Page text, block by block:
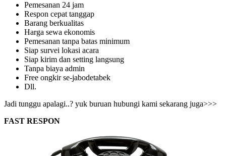
Pemesanan 24 jam
Respon cepat tanggap
Barang berkualitas
Harga sewa ekonomis
Pemesanan tanpa batas minimum
Siap survei lokasi acara
Siap kirim dan setting langsung
Tanpa biaya admin
Free ongkir se-jabodetabek
Dll.
Jadi tunggu apalagi..? yuk buruan hubungi kami sekarang juga>>>
FAST RESPON